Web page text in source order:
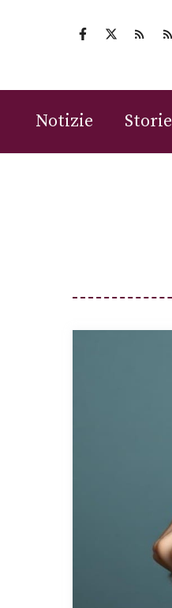
Notizie Storie